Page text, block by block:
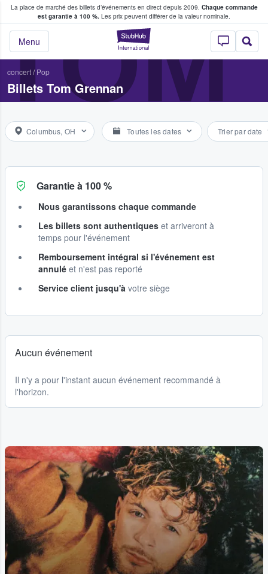
La place de marché des billets d’événements en direct depuis 2009. Chaque commande
est garantie à 100 %. Les prix peuvent différer de la valeur nominale.
StubHub - Où
Menu
fans achètent et vendent des billets
concert/ Pop
Billets Tom Grennan
Columbus, OH Toutes les dates Trier par date
Garantie à 100 %
Nous garantissons chaque commande
Les billets sont authentiques et arriveront à
temps pour l'événement
Remboursement intégral si l'événement est
annulé et n'est pas reporté
Service client jusqu'à votre siège
Aucun événement
Il n'y a pour l'instant aucun événement recommandé à
l'horizon.